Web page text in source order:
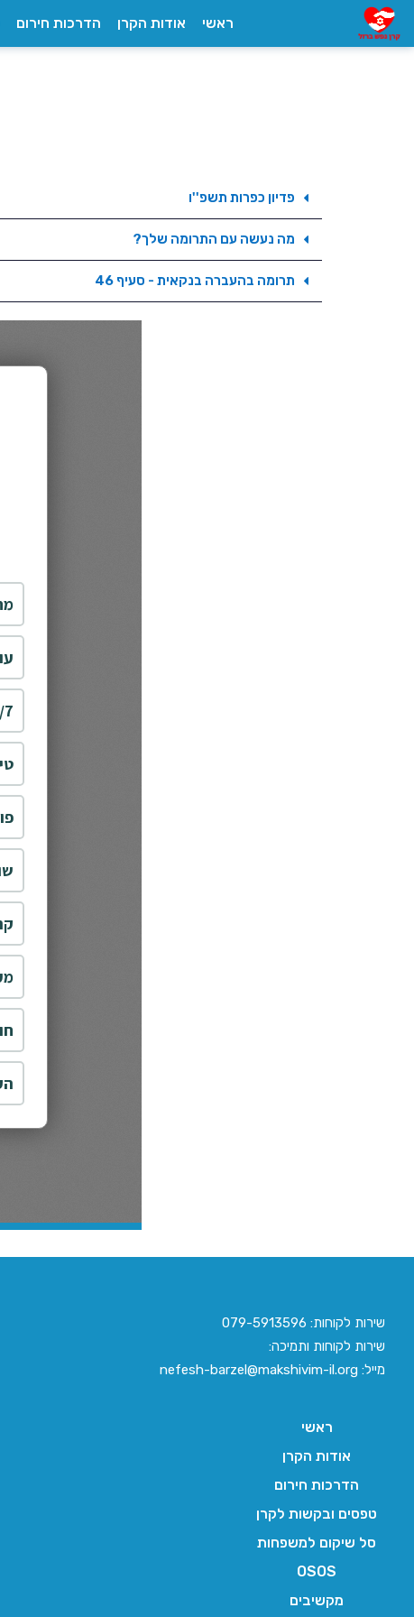
ראשי אודות הקרן הדרכות חירום
פדיון כפרות תשפ''ו
מה נעשה עם התרומה שלך?
תרומה בהעברה בנקאית - סעיף 46
שירות לקוחות: 079-5913596
שירות לקוחות ותמיכה:
מייל: nefesh-barzel@makshivim-il.org
ראשי
אודות הקרן
הדרכות חירום
טפסים ובקשות לקרן
סל שיקום למשפחות
OSOS
מקשיבים